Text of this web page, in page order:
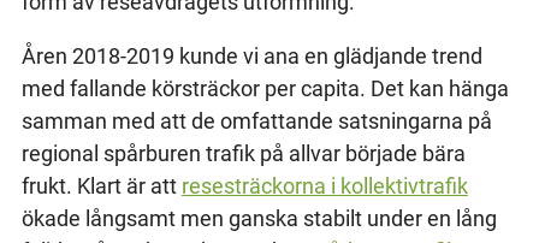
Åren 2018-2019 kunde vi ana en glädjande trend
med fallande körsträckor per capita. Det kan hänga
samman med att de omfattande satsningarna på
regional spårburen trafik på allvar började bära
frukt. Klart är att resesträckorna i kollektivtrafik
ökade långsamt men ganska stabilt under en lång